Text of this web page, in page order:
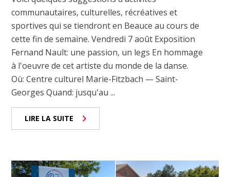
communautaires, culturelles, récréatives et
sportives qui se tiendront en Beauce au cours de
cette fin de semaine. Vendredi 7 août Exposition
Fernand Nault: une passion, un legs En hommage
à l'oeuvre de cet artiste du monde de la danse.
Où: Centre culturel Marie-Fitzbach — Saint-
Georges Quand: jusqu'au ...
LIRE LA SUITE